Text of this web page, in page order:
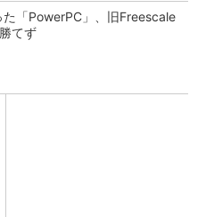
「PowerPC」、旧Freescale
てず